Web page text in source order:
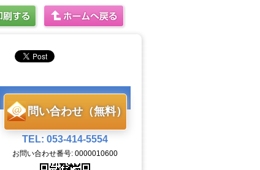
問い合わせ（無料）
TEL: 053-414-5554
お問い合わせ番号: 0000010600